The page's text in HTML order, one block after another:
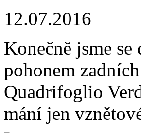
12.07.2016
Konečně jsme
pohonem
Quadrifoglio
mání jen